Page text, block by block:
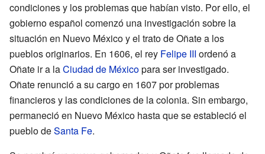
condiciones y los problemas que habían visto. Por ello, el
gobierno español comenzó una investigación sobre la
situación en Nuevo México y el trato de Oñate a los
pueblos originarios. En 1606, el rey Felipe III ordenó a
Oñate ir a laCiudad de Méxicopara ser investigado.
Oñate renunció a su cargo en 1607 por problemas
financieros y las condiciones de la colonia. Sin embargo,
permaneció en Nuevo México hasta que se estableció el
pueblo deSanta Fe.